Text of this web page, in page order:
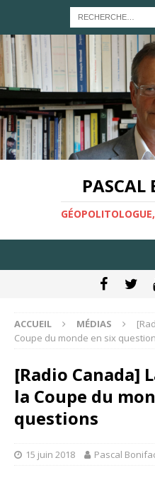
PASCAL
ACCUEIL MÉDIAS
Coupe du monde en six
[Radio Canada]
la Coupe du
questions
15 juin 2018 Pascal